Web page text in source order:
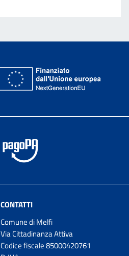
CONTATTI
Comune di Melfi
Via Cittadinanza Attiva
Codice fiscale 85000420761